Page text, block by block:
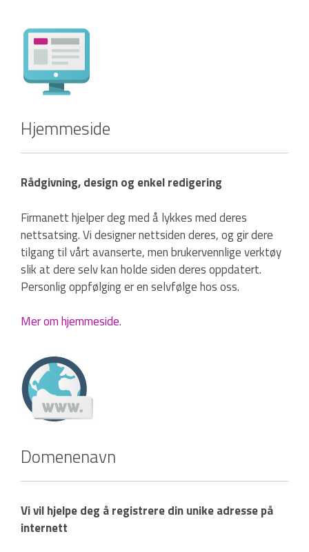
Hjemmeside
Rådgivning, design og enkel redigering
Firmanett hjelper deg med å lykkes med deres
nettsatsing. Vi designer nettsiden deres, og gir dere
tilgang til vårt avanserte, men brukervennlige verktøy
slik at dere selv kan holde siden deres oppdatert.
Personlig oppfølging er en selvfølge hos oss.
Mer om hjemmeside.
Domenenavn
Vi vil hjelpe deg å registrere din unike adresse på
internett